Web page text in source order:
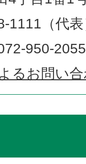
1111（代
950-2055
るお問い